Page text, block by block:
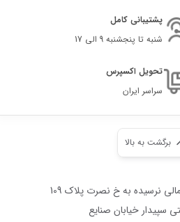
پشتیبانی کامل
شنبه تا پنجشنبه 9 الی 17
تحویل اکسپرس
سراسر ایران
برگشت به بالا
نرسیده به خ نصرت پلاک 109
سپیدار خیابان صنایع